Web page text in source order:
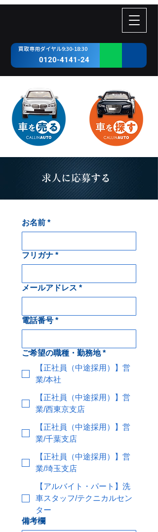
​買取専用ダイヤル9:30-18:30
0120-4141-24
求人に応募する
お名前 *
フリガナ *
メールアドレス *
電話番号 *
ご希望の職種・勤務地 *
【正社員（中途採用）】営
業/本社
【正社員（中途採用）】営
業/西東京支店
【正社員（中途採用）】営
業/千葉支店
【正社員（中途採用）】営
業/埼玉支店
【アルバイト・パート】洗
車スタッフ/テクニカルセン
ター
備考欄